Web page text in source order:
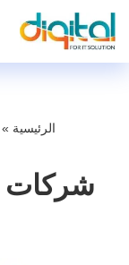
تخطى
الرئيسية »
شركات